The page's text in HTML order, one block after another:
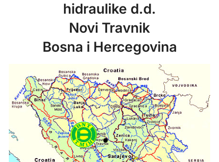
hidraulike d.d.
Novi Travnik
Bosna i Hercegovina